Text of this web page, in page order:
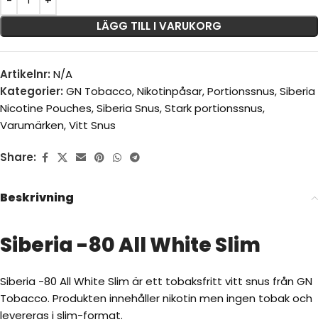
LÄGG TILL I VARUKORG
Artikelnr: N/A
Kategorier: GN Tobacco,Nikotinpåsar,Portionssnus,Siberia
Nicotine Pouches,Siberia Snus,Stark portionssnus,
Varumärken,Vitt Snus
Share:
Beskrivning
Siberia -80 All White Slim
Siberia -80 All White Slim är ett tobaksfritt vitt snus från GN
Tobacco. Produkten innehåller nikotin men ingen tobak och
levereras i slim-format.